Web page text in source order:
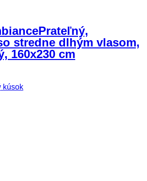
Prateľný,
stredne dlhým vlasom,
160x230 cm
kúsok